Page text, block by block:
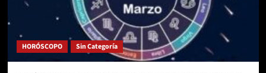
HORÓSCOPO Sin Categoría